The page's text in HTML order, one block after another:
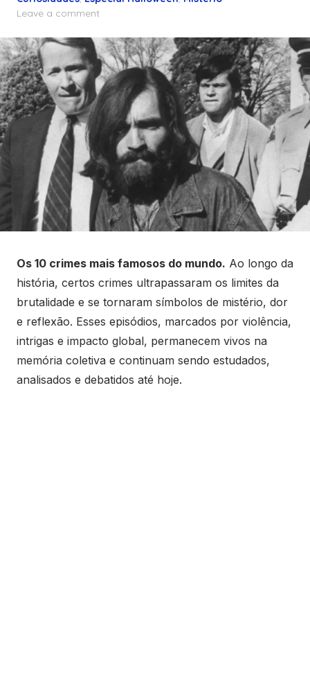
Leave a comment
Os 10 crimes mais famosos do mundo. Ao longo da
história, certos crimes ultrapassaram os limites da
brutalidade e se tornaram símbolos de mistério, dor
e reflexão. Esses episódios, marcados por violência,
intrigas e impacto global, permanecem vivos na
memória coletiva e continuam sendo estudados,
analisados e debatidos até hoje.